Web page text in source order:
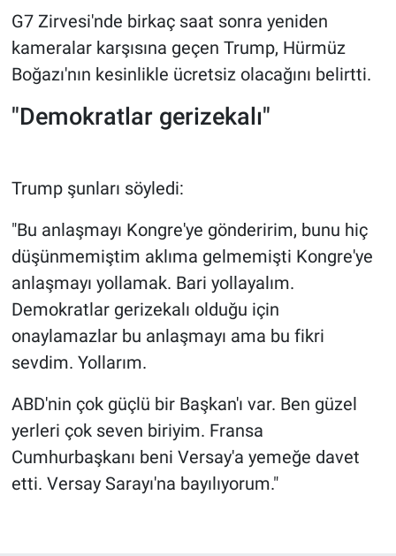
G7 Zirvesi'nde birkaç saat sonra yeniden
kameralar karşısına geçen Trump, Hürmüz
Boğazı'nın kesinlikle ücretsiz olacağını belirtti.
"Demokratlar gerizekalı"
Trump şunları söyledi:
"Bu anlaşmayı Kongre'ye gönderirim, bunu hiç
düşünmemiştim aklıma gelmemişti Kongre'ye
anlaşmayı yollamak. Bari yollayalım.
Demokratlar gerizekalı olduğu için
onaylamazlar bu anlaşmayı ama bu fikri
sevdim. Yollarım.
ABD'nin çok güçlü bir Başkan'ı var. Ben güzel
yerleri çok seven biriyim. Fransa
Cumhurbaşkanı beni Versay'a yemeğe davet
etti. Versay Sarayı'na bayılıyorum."